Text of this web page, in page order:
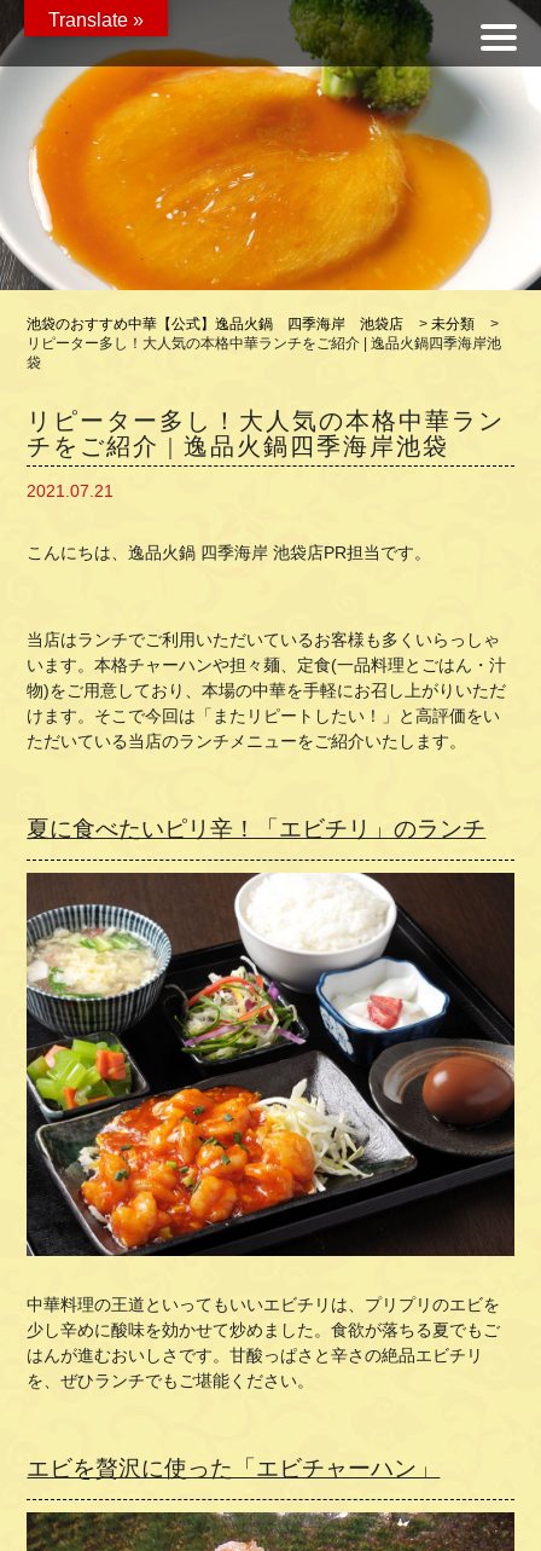
池袋のおすすめ中華【公式】逸品火鍋 四季海岸 池袋店 >未分類
>
リピーター多し！大人気の本格中華ランチをご紹介 | 逸品火鍋四季海岸池
袋
リピーター多し！大人気の本格中華ラン
チをご紹介 | 逸品火鍋四季海岸池袋
2021.07.21
こんにちは、逸品火鍋 四季海岸 池袋店PR担当です。
当店はランチでご利用いただいているお客様も多くいらっしゃ
います。本格チャーハンや担々麺、定食(一品料理とごはん・汁
物)をご用意しており、本場の中華を手軽にお召し上がりいただ
けます。そこで今回は「またリピートしたい！」と高評価をい
ただいている当店のランチメニューをご紹介いたします。
夏に食べたいピリ辛！「エビチリ」のランチ
中華料理の王道といってもいいエビチリは、プリプリのエビを
少し辛めに酸味を効かせて炒めました。食欲が落ちる夏でもご
はんが進むおいしさです。甘酸っぱさと辛さの絶品エビチリ
を、ぜひランチでもご堪能ください。
エビを贅沢に使った「エビチャーハン」
Translate »